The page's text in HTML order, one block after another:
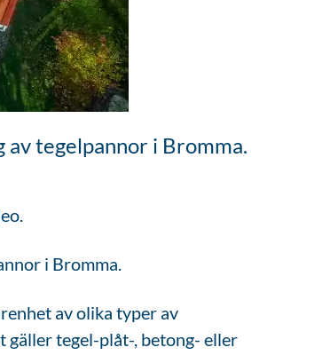
tegelpannor i Bromma.
i Bromma.
av olika typer av
gäller tegel-plåt-, betong- eller